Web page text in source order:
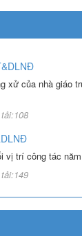
xử của nhà giáo
vị trí công tác
học phí, miễn,
dịch vụ trong lĩnh